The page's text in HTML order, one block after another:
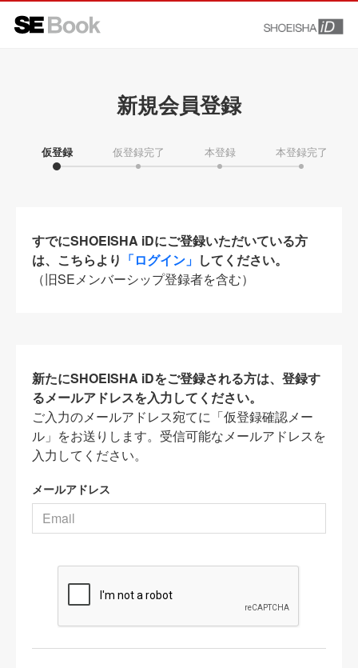
新規会員登録
仮登録 仮登録完了 本登録 本登録完了
すでにSHOEISHA iDにご登録いただいている方
は、こちらより 「ログイン」 してください。
（旧SEメンバーシップ登録者を含む）
新たにSHOEISHA iDをご登録される方は、登録す
るメールアドレスを入力してください。
ご入力のメールアドレス宛てに「仮登録確認メー
ル」をお送りします。受信可能なメールアドレスを
入力してください。
メールアドレス